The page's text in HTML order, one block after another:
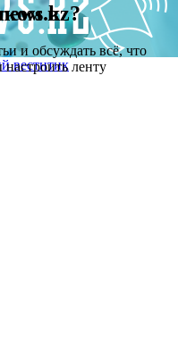
и обсуждать всё, что
ленту
в